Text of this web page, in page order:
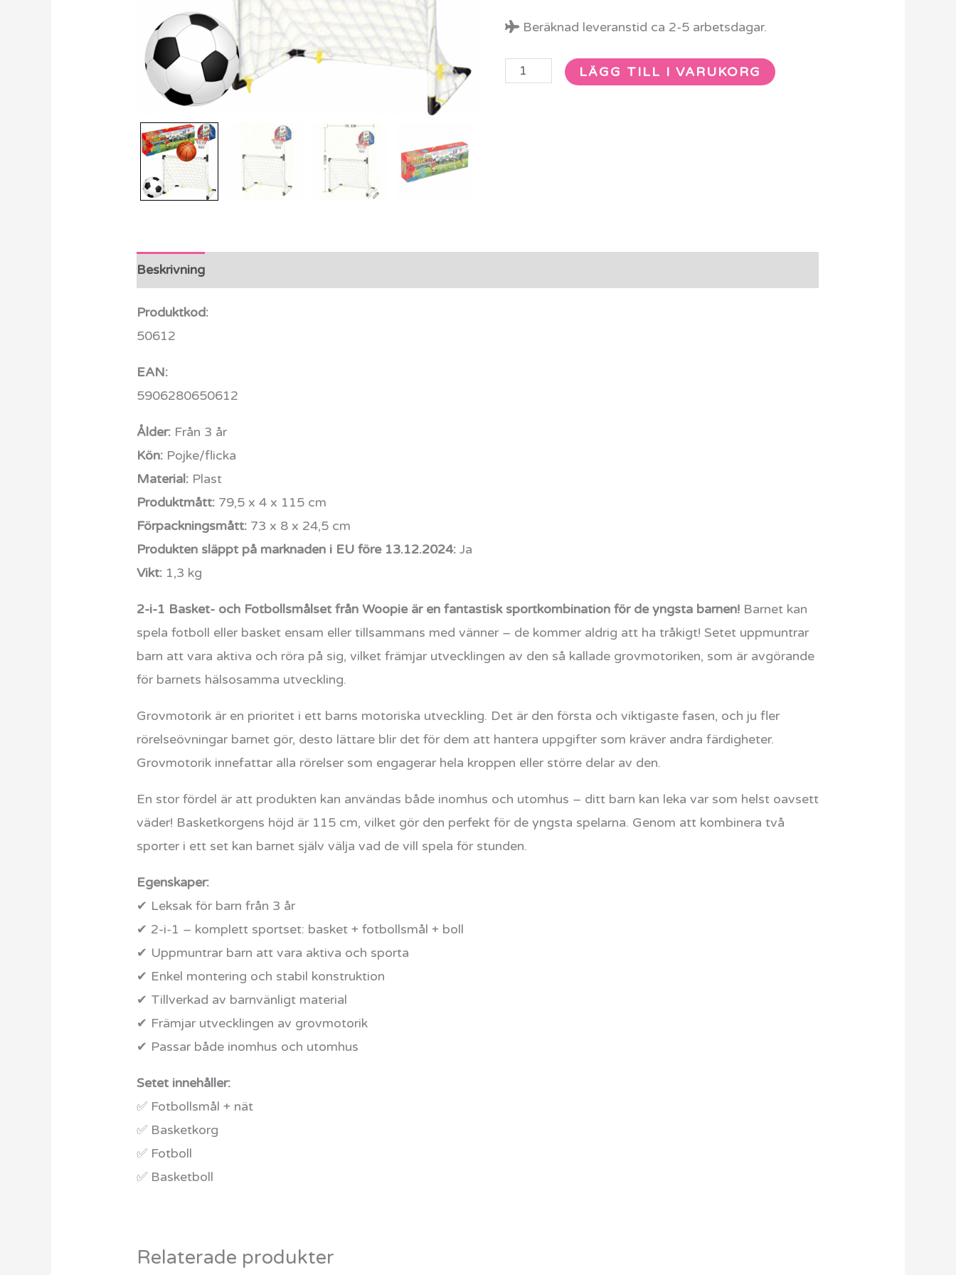
Beräknad leveranstid ca 2-5 arbetsdagar.
LÄGG TILL I VARUKORG
Beskrivning
Produktkod:
50612
EAN:
5906280650612
Ålder: Från 3 år
Kön: Pojke/flicka
Material: Plast
Produktmått: 79,5 x 4 x 115 cm
Förpackningsmått: 73 x 8 x 24,5 cm
Produkten släppt på marknaden i EU före 13.12.2024: Ja
Vikt: 1,3 kg
2-i-1 Basket- och Fotbollsmålset från Woopie är en fantastisk sportkombination för de yngsta barnen! Barnet kan
spela fotboll eller basket ensam eller tillsammans med vänner – de kommer aldrig att ha tråkigt! Setet uppmuntrar
barn att vara aktiva och röra på sig, vilket främjar utvecklingen av den så kallade grovmotoriken, som är avgörande
för barnets hälsosamma utveckling.
Grovmotorik är en prioritet i ett barns motoriska utveckling. Det är den första och viktigaste fasen, och ju fler
rörelseövningar barnet gör, desto lättare blir det för dem att hantera uppgifter som kräver andra färdigheter.
Grovmotorik innefattar alla rörelser som engagerar hela kroppen eller större delar av den.
En stor fördel är att produkten kan användas både inomhus och utomhus – ditt barn kan leka var som helst oavsett
väder! Basketkorgens höjd är 115 cm, vilket gör den perfekt för de yngsta spelarna. Genom att kombinera två
sporter i ett set kan barnet själv välja vad de vill spela för stunden.
Egenskaper:
✔ Leksak för barn från 3 år
✔ 2-i-1 – komplett sportset: basket + fotbollsmål + boll
✔ Uppmuntrar barn att vara aktiva och sporta
✔ Enkel montering och stabil konstruktion
✔ Tillverkad av barnvänligt material
✔ Främjar utvecklingen av grovmotorik
✔ Passar både inomhus och utomhus
Setet innehåller:
✅ Fotbollsmål + nät
✅ Basketkorg
✅ Fotboll
✅ Basketboll
Relaterade produkter